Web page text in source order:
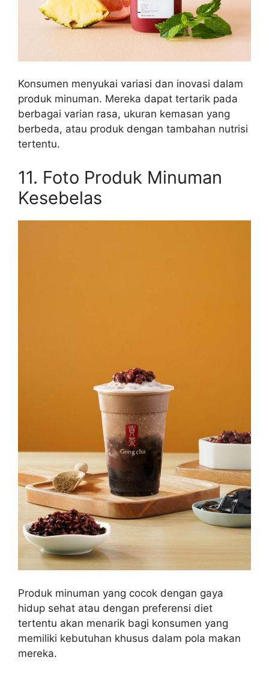
Konsumen menyukai variasi dan inovasi dalam
produk minuman. Mereka dapat tertarik pada
berbagai varian rasa, ukuran kemasan yang
berbeda, atau produk dengan tambahan nutrisi
tertentu.
11. Foto Produk Minuman
Kesebelas
Produk minuman yang cocok dengan gaya
hidup sehat atau dengan preferensi diet
tertentu akan menarik bagi konsumen yang
memiliki kebutuhan khusus dalam pola makan
mereka.